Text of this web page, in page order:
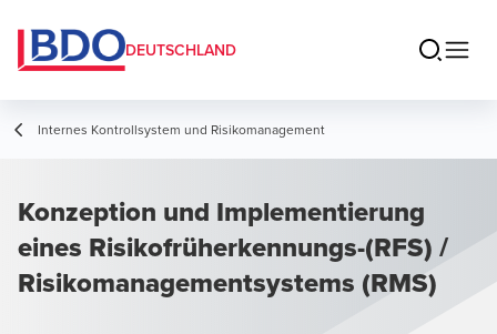
DEUTSCHLAND
Internes Kontrollsystem und Risikomanagement
Konzeption und Implementierung
eines Risikofrüherkennungs-(RFS) /
Risikomanagementsystems (RMS)